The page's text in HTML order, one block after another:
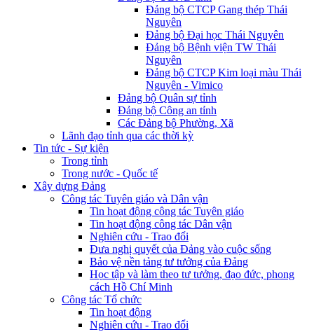
Đảng bộ CTCP Gang thép Thái
Nguyên
Đảng bộ Đại học Thái Nguyên
Đảng bộ Bệnh viện TW Thái
Nguyên
Đảng bộ CTCP Kim loại màu Thái
Nguyên - Vimico
Đảng bộ Quân sự tỉnh
Đảng bộ Công an tỉnh
Các Đảng bộ Phường, Xã
Lãnh đạo tỉnh qua các thời kỳ
Tin tức - Sự kiện
Trong tỉnh
Trong nước - Quốc tế
Xây dựng Đảng
Công tác Tuyên giáo và Dân vận
Tin hoạt động công tác Tuyên giáo
Tin hoạt động công tác Dân vận
Nghiên cứu - Trao đổi
Đưa nghị quyết của Đảng vào cuộc sống
Bảo vệ nền tảng tư tưởng của Đảng
Học tập và làm theo tư tưởng, đạo đức, phong
cách Hồ Chí Minh
Công tác Tổ chức
Tin hoạt động
Nghiên cứu - Trao đổi